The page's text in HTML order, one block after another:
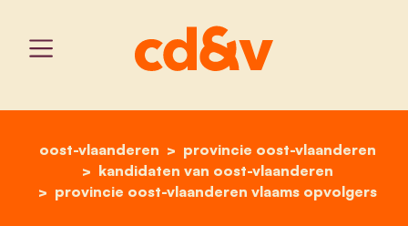
home
oost-vlaanderen
provincie oost-vlaanderen
kandidaten van oost-vlaanderen
provincie oost-vlaanderen vlaams opvolgers
veerle de smet